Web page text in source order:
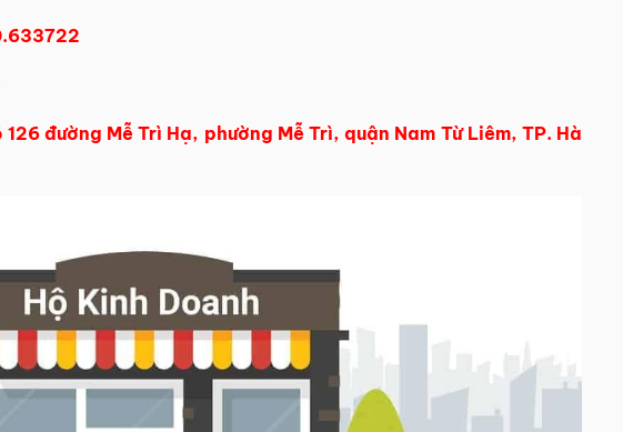
đường Mễ Trì Hạ, phường Mễ Trì, quận Nam Từ Liêm, TP. Hà